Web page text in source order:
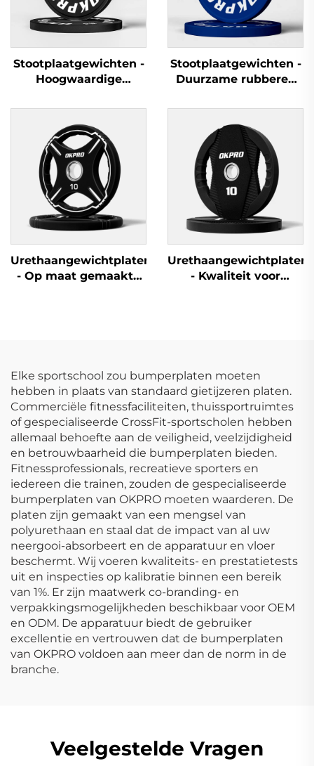
Stootplaatgewichten -
Hoogwaardige
sportschoolplaten voor
commerciële
sportscholen en
fitnessclubs
Stootplaatgewichten -
Duurzame rubberen
groothandel in
fitnessapparatuur
Urethaangewichtplaten
- Op maat gemaakte
Urethaangewichtplaten
- Kwaliteit voor
Elke sportschool zou bumperplaten moeten
hebben in plaats van standaard gietijzeren platen.
Commerciële fitnessfaciliteiten, thuissportruimtes
of gespecialiseerde CrossFit-sportscholen hebben
allemaal behoefte aan de veiligheid, veelzijdigheid
en betrouwbaarheid die bumperplaten bieden.
Fitnessprofessionals, recreatieve sporters en
iedereen die trainen, zouden de gespecialiseerde
bumperplaten van OKPRO moeten waarderen. De
platen zijn gemaakt van een mengsel van
polyurethaan en staal dat de impact van al uw
neergooi-absorbeert en de apparatuur en vloer
beschermt. Wij voeren kwaliteits- en prestatietests
uit en inspecties op kalibratie binnen een bereik
van 1%. Er zijn maatwerk co-branding- en
verpakkingsmogelijkheden beschikbaar voor OEM
en ODM. De apparatuur biedt de gebruiker
excellentie en vertrouwen dat de bumperplaten
van OKPRO voldoen aan meer dan de norm in de
branche.
Veelgestelde Vragen